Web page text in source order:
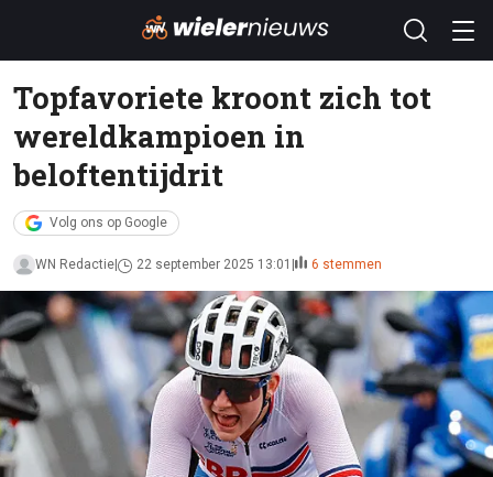
Topfavoriete kroont zich tot
wereldkampioen in
beloftentijdrit
Volg ons op Google
WN Redactie 22 september 2025 13:01 6 stemmen